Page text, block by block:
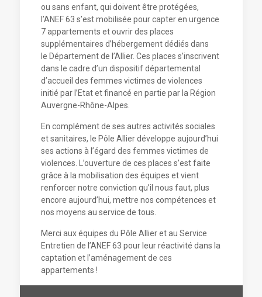
ou sans enfant, qui doivent être protégées,
l’ANEF 63 s’est mobilisée pour capter en urgence
7 appartements et ouvrir des places
supplémentaires d’hébergement dédiés dans
le Département de l’Allier. Ces places s’inscrivent
dans le cadre d’un dispositif départemental
d’accueil des femmes victimes de violences
initié par l’Etat et financé en partie par la Région
Auvergne-Rhône-Alpes.
En complément de ses autres activités sociales
et sanitaires, le Pôle Allier développe aujourd’hui
ses actions à l’égard des femmes victimes de
violences. L’ouverture de ces places s’est faite
grâce à la mobilisation des équipes et vient
renforcer notre conviction qu’il nous faut, plus
encore aujourd’hui, mettre nos compétences et
nos moyens au service de tous.
Merci aux équipes du Pôle Allier et au Service
Entretien de l’ANEF 63 pour leur réactivité dans la
captation et l’aménagement de ces
appartements !